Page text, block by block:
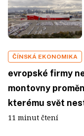
ČÍNSKÁ EKONOMIKA
evropské firmy
montovny
kterému svět
11 minut čtení